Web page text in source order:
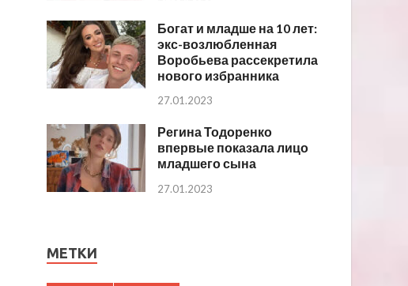
Богат и младше на 10 лет:
экс-возлюбленная
Воробьева рассекретила
нового избранника
27.01.2023
Регина Тодоренко
впервые показала лицо
младшего сына
27.01.2023
МЕТКИ